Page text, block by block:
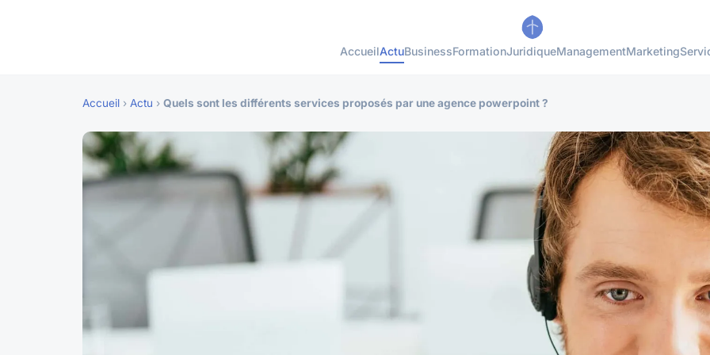
AccueilActuBusinessFormationJuridiqueManagementMarketing
Accueil › Actu › Quels sont les différents services proposés par une agence powerpoint ?